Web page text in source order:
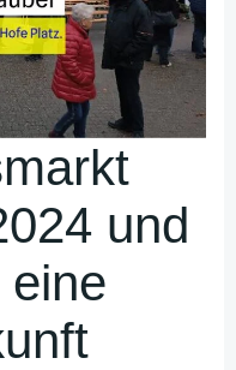
und